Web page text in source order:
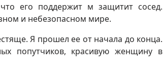
его поддержит м защитит сосед.
и небезопасном мире.
Я прошел ее от начала до конца.
попутчиков, красивую женщину в